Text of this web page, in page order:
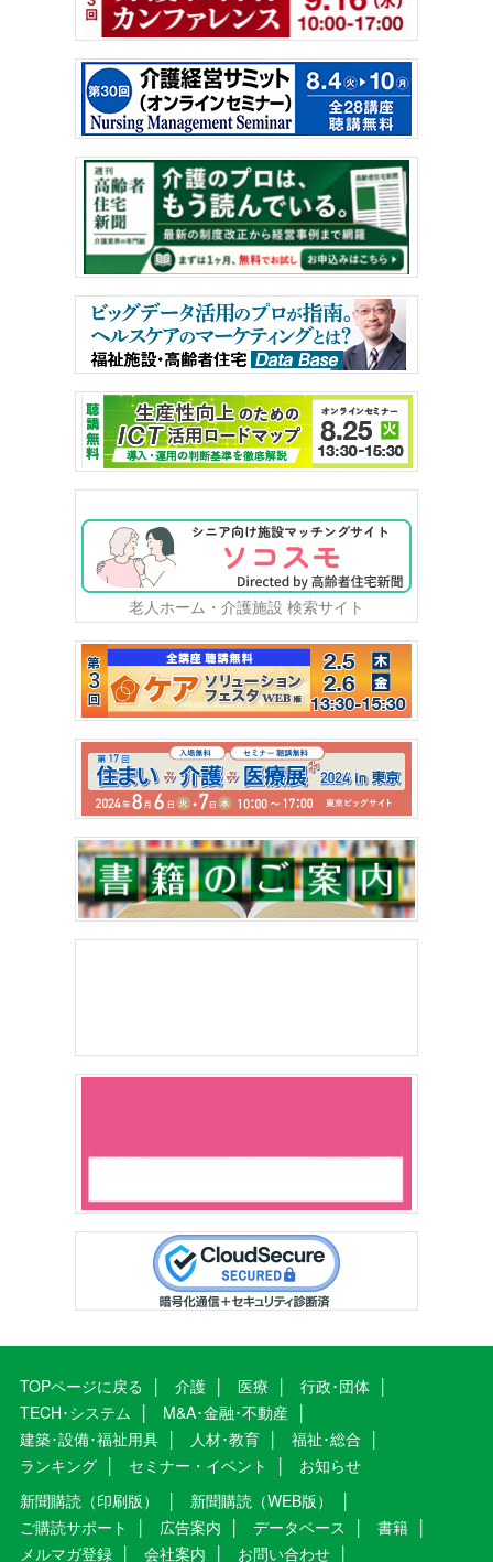
老人ホーム・介護施設 検索サイト
TOPページに戻る 介護 医療
行政･団体
TECH･システム
M&A･金融･不動産
建築･設備･福祉用具
人材･教育
福祉･総合
ランキング
セミナー・イベント
お知らせ
新聞購読（印刷版）
新聞購読（WEB版）
ご購読サポート
広告案内 データベース
書籍
メルマガ登録
会社案内 お問い合わせ